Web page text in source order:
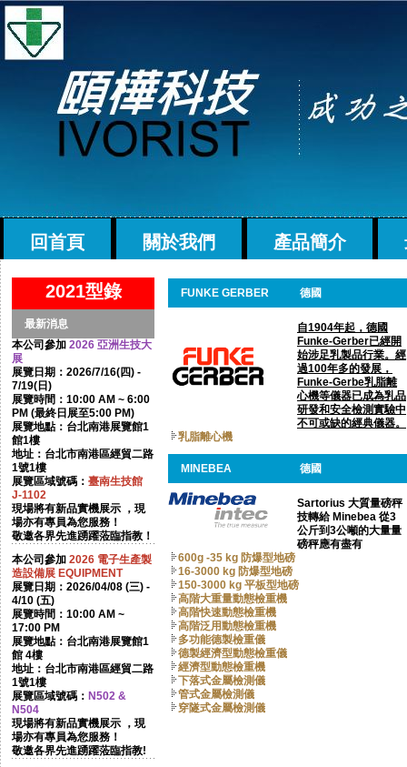
回首頁 關於我們 產品簡介
2021型錄
最新消息
本公司參加 2026 亞洲生技大
展
展覽日期：2026/7/16(四) -
7/19(日)
展覽時間：10:00 AM ~ 6:00
PM (最終日展至5:00 PM)
展覽地點：台北南港展覽館1
館1樓
地址：台北市南港區經貿二路
1號1樓
展覽區域號碼： 臺南生技館
J-1102
現場將有新品實機展示 ，現
場亦有專員為您服務！
敬邀各界先進踴躍蒞臨指教！
本公司參加 2026 電子生產製
造設備展 EQUIPMENT
展覽日期：2026/04/08 (三) -
4/10 (五)
展覽時間：10:00 AM ~
17:00 PM
展覽地點：台北南港展覽館1
館 4樓
地址：台北市南港區經貿二路
1號1樓
展覽區域號碼： N502 &
N504
現場將有新品實機展示 ，現
場亦有專員為您服務！
敬邀各界先進踴躍蒞臨指教!
FUNKE GERBER 德國
自1904年起，德國
Funke-Gerber已經開
始涉足乳製品行業。經
過100年多的發展，
Funke-Gerbe乳脂離
心機等儀器已成為乳品
研發和安全檢測實驗中
不可或缺的經典儀器。
乳脂離心機
MINEBEA 德國
Sartorius 大質量磅秤
技轉給 Minebea 從3
公斤到3公噸的大量量
磅秤應有盡有
600g -35 kg 防爆型地磅
16-3000 kg 防爆型地磅
150-3000 kg 平板型地磅
高階大重量動態檢重機
高階快速動態檢重機
高階泛用動態檢重機
多功能德製檢重儀
德製經濟型動態檢重儀
經濟型動態檢重機
下落式金屬檢測儀
管式金屬檢測儀
穿隧式金屬檢測儀